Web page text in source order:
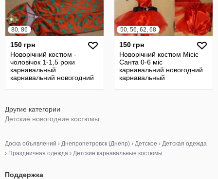
80, 86
150 грн
Новорічний костюм -
чоловічок 1-1,5 роки
карнавальный
карнавальний новогодний
50, 56, 62, 68
150 грн
Новорічний костюм Місіс
Санта 0-6 міс
карнавальний новогодний
карнавальный
Другие категории
Детские новогодние костюмы
Доска объявлений › Днепропетровск (Днепр) › Детское › Детская одежда
› Праздничная одежда › Детские карнавальные костюмы
Поддержка